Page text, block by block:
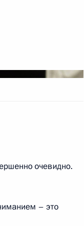
очевидно.
– это